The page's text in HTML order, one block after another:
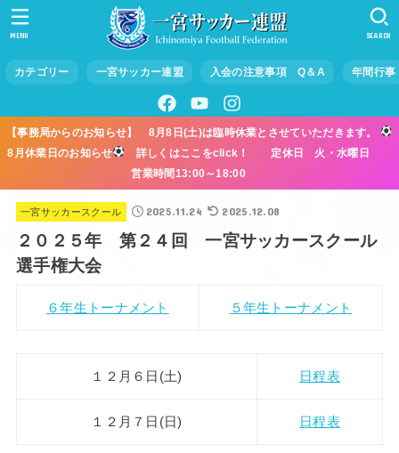
カテゴリー 一宮サッカー連盟 入会の注意事項 Q＆A 年間行事
SEARCH
MENU
【事務局からのお知らせ】 8月8日(土)は臨時休業とさせていただきます。
8月休業日のお知らせ
詳しくはここをclick！ 定休日 火・水曜日
営業時間13:00～18:00
一宮サッカースクール 2025.11.24 2025.12.08
２０２５年 第２４回 一宮サッカースクール
選手権大会
６年生トーナメント ５年生トーナメント
１２月６日(土) 日程表
１２月７日(日) 日程表